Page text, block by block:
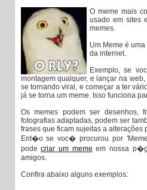
O meme mais
usado em sites
memes.
Um Meme é
da internet.
Exemplo, se
montagem qualquer, e lançar na
se tornando viral, e começar a ter
já se torna um meme. Isso funciona
Os memes podem ser desenhos,
fotografias adaptadas, podem ser
frases que ficam sujeitas a alterações
Ent�o se voc� procurou por
podecriar um meme em nossa
amigos.
Confira abaixo alguns exemplos: